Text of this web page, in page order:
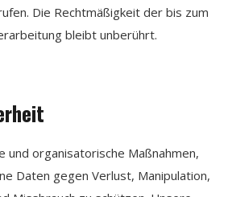
Die Rechtmäßigkeit der bis zum
bleibt unberührt.
und organisatorische Maßnahmen,
Daten gegen Verlust, Manipulation,